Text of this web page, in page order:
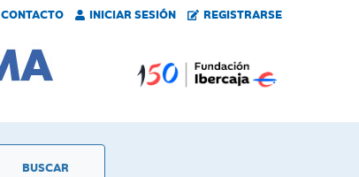
CONTACTO INICIAR SESIÓN REGISTRARSE